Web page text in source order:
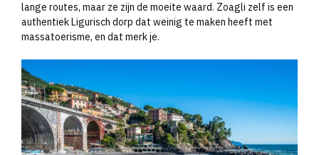
lange routes, maar ze zijn de moeite waard. Zoagli zelf is een
authentiek Ligurisch dorp dat weinig te maken heeft met
massatoerisme, en dat merk je.